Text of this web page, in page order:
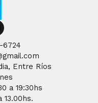
6724
Entre Ríos
a 19:30hs
13.00hs.